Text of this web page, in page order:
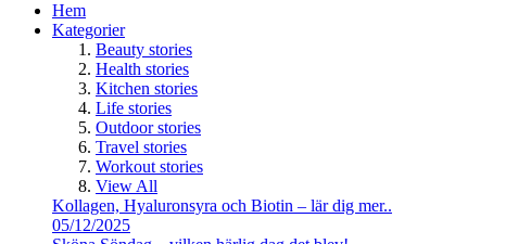
Hem
Kategorier
Beauty stories
Health stories
Kitchen stories
Life stories
Outdoor stories
Travel stories
Workout stories
View All
Kollagen, Hyaluronsyra och Biotin – lär dig mer..
05/12/2025